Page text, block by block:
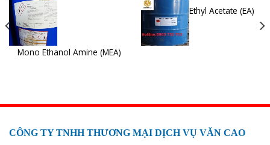
Mono Ethanol Amine (MEA)
Ethyl Acetate (EA)
CÔNG TY TNHH THƯƠNG MẠI DỊCH VỤ VĂN CAO